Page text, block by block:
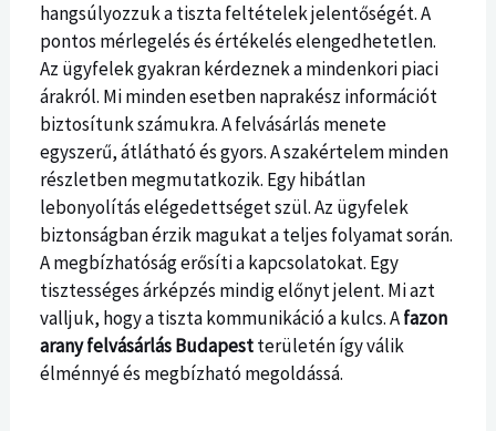
hangsúlyozzuk a tiszta feltételek jelentőségét. A
pontos mérlegelés és értékelés elengedhetetlen.
Az ügyfelek gyakran kérdeznek a mindenkori piaci
árakról. Mi minden esetben naprakész információt
biztosítunk számukra. A felvásárlás menete
egyszerű, átlátható és gyors. A szakértelem minden
részletben megmutatkozik. Egy hibátlan
lebonyolítás elégedettséget szül. Az ügyfelek
biztonságban érzik magukat a teljes folyamat során.
A megbízhatóság erősíti a kapcsolatokat. Egy
tisztességes árképzés mindig előnyt jelent. Mi azt
valljuk, hogy a tiszta kommunikáció a kulcs. Afazon
arany felvásárlás Budapestterületén így válik
élménnyé és megbízható megoldássá.